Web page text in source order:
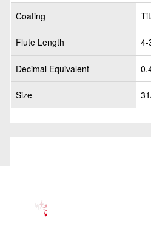
Coating
Flute Length 4-
Decimal Equivalent
Size